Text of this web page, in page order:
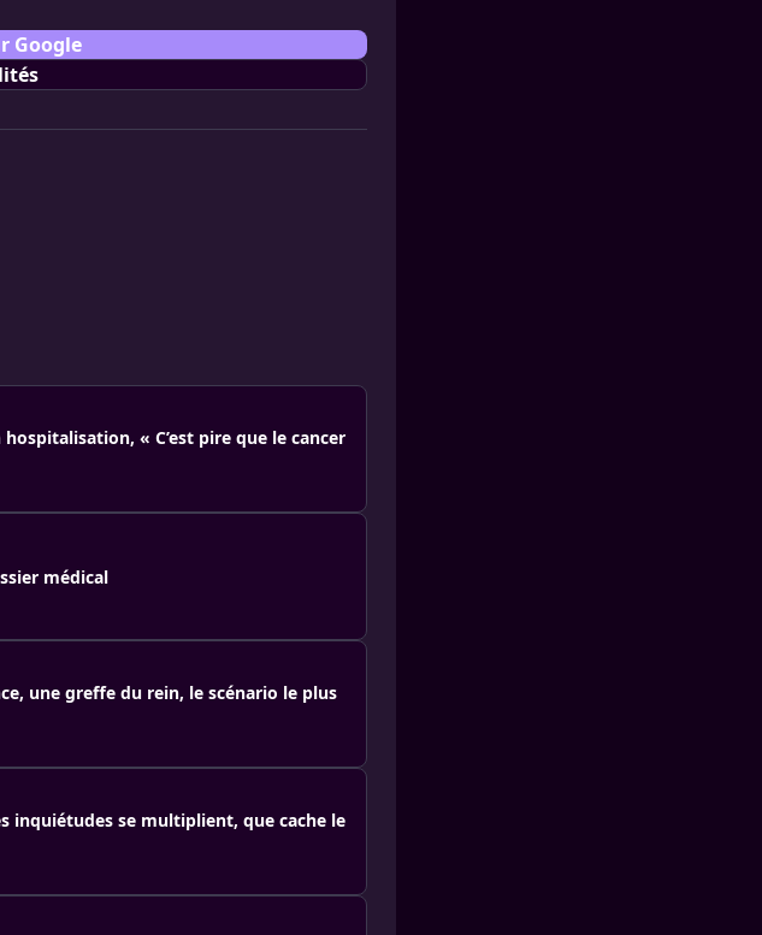
Google
« C’est pire que le cancer
médical
une greffe du rein, le scénario le plus
inquiétudes se multiplient, que cache le